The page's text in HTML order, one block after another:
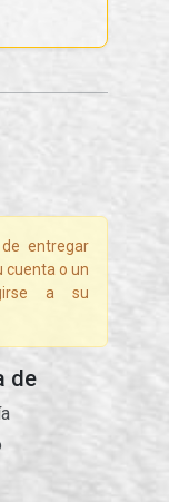
entregar
cuenta o un
a su
de